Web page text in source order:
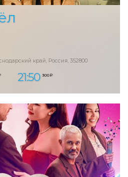
край, Россия, 352800
21:50 300 ₽